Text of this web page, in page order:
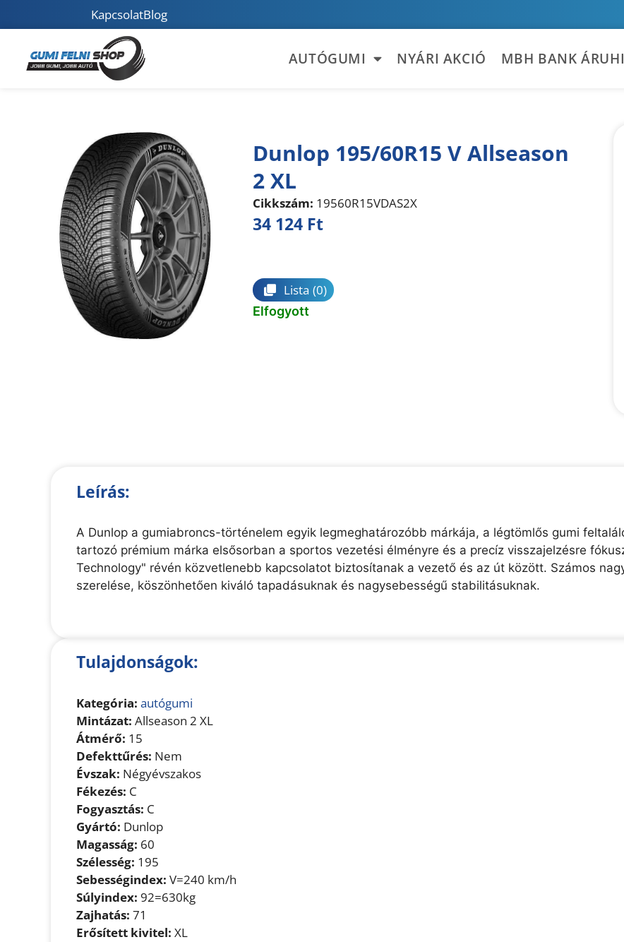
KapcsolatBlog
AUTÓGUMI NYÁRI AKCIÓ MBH BANK
Dunlop 195/60R15 V Allseason
2 XL
Cikkszám: 19560R15VDAS2X
34 124 Ft
Lista (0)
Elfogyott
Leírás:
A Dunlop a gumiabroncs-történelem egyik legmeghatározóbb márkája, a légtömlős gumi
tartozó prémium márka elsősorban a sportos vezetési élményre és a precíz visszajelzésre
Technology" révén közvetlenebb kapcsolatot biztosítanak a vezető és az út között. Számos
szerelése, köszönhetően kiváló tapadásuknak és nagysebességű stabilitásuknak.
Tulajdonságok:
Kategória: autógumi
Mintázat: Allseason 2 XL
Átmérő: 15
Defekttűrés: Nem
Évszak: Négyévszakos
Fékezés: C
Fogyasztás: C
Gyártó: Dunlop
Magasság: 60
Szélesség: 195
Sebességindex: V=240 km/h
Súlyindex: 92=630kg
Zajhatás: 71
Erősített kivitel: XL